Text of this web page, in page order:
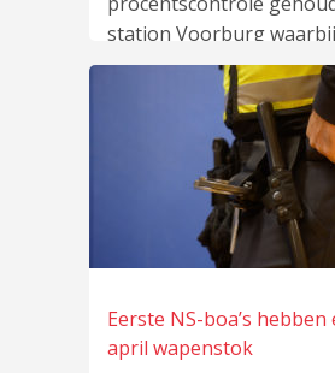
station Voorburg
inzittenden in allelees
Eerste NS-boa’s hebben
april wapenstok